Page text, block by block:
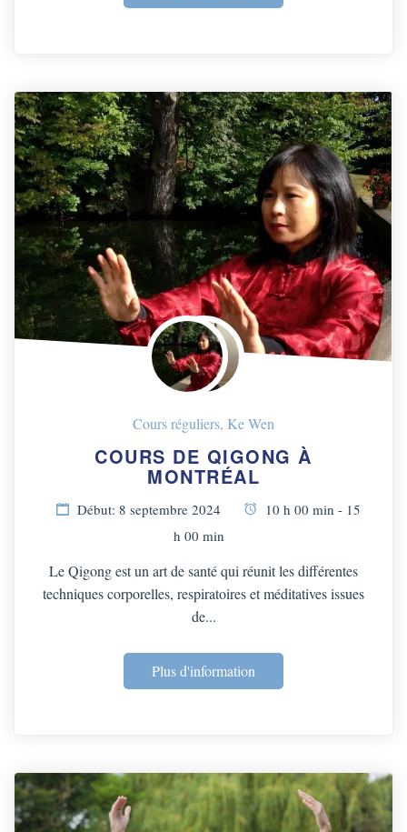
Cours réguliers, Ke Wen
COURS DE QIGONG À
MONTRÉAL
Début: 8 septembre 2024
10 h 00 min - 15
h 00 min
Le Qigong est un art de santé qui réunit les différentes
techniques corporelles, respiratoires et méditatives issues
de...
Plus d'information